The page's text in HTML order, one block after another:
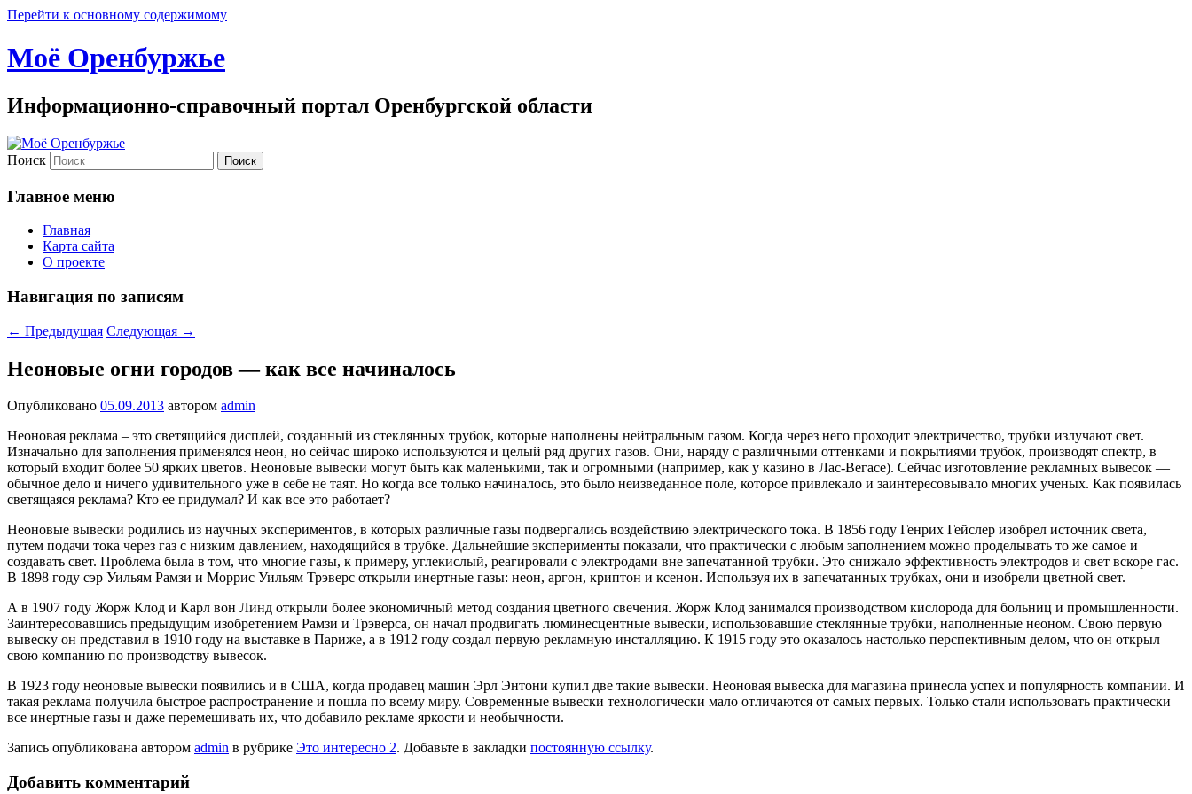
Перейти к основному содержимому
Моё Оренбуржье
Информационно-справочный портал Оренбургской области
Поиск
Главное меню
Главная
Карта сайта
О проекте
Навигация по записям
← Предыдущая Следующая →
Неоновые огни городов — как все начиналось
Опубликовано 05.09.2013 автором admin
Неоновая реклама – это светящийся дисплей, созданный из стеклянных трубок, которые наполнены нейтральным газом. Когда через него проходит электричество, трубки излучают свет.
Изначально для заполнения применялся неон, но сейчас широко используются и целый ряд других газов. Они, наряду с различными оттенками и покрытиями трубок, производят спектр, в
который входит более 50 ярких цветов. Неоновые вывески могут быть как маленькими, так и огромными (например, как у казино в Лас-Вегасе). Сейчас изготовление рекламных вывесок —
обычное дело и ничего удивительного уже в себе не таят. Но когда все только начиналось, это было неизведанное поле, которое привлекало и заинтересовывало многих ученых. Как появилась
светящаяся реклама? Кто ее придумал? И как все это работает?
Неоновые вывески родились из научных экспериментов, в которых различные газы подвергались воздействию электрического тока. В 1856 году Генрих Гейслер изобрел источник света,
путем подачи тока через газ с низким давлением, находящийся в трубке. Дальнейшие эксперименты показали, что практически с любым заполнением можно проделывать то же самое и
создавать свет. Проблема была в том, что многие газы, к примеру, углекислый, реагировали с электродами вне запечатанной трубки. Это снижало эффективность электродов и свет вскоре гас.
В 1898 году сэр Уильям Рамзи и Моррис Уильям Трэверс открыли инертные газы: неон, аргон, криптон и ксенон. Используя их в запечатанных трубках, они и изобрели цветной свет.
А в 1907 году Жорж Клод и Карл вон Линд открыли более экономичный метод создания цветного свечения. Жорж Клод занимался производством кислорода для больниц и промышленности.
Заинтересовавшись предыдущим изобретением Рамзи и Трэверса, он начал продвигать люминесцентные вывески, использовавшие стеклянные трубки, наполненные неоном. Свою первую
вывеску он представил в 1910 году на выставке в Париже, а в 1912 году создал первую рекламную инсталляцию. К 1915 году это оказалось настолько перспективным делом, что он открыл
свою компанию по производству вывесок.
В 1923 году неоновые вывески появились и в США, когда продавец машин Эрл Энтони купил две такие вывески. Неоновая вывеска для магазина принесла успех и популярность компании. И
такая реклама получила быстрое распространение и пошла по всему миру. Современные вывески технологически мало отличаются от самых первых. Только стали использовать практически
все инертные газы и даже перемешивать их, что добавило рекламе яркости и необычности.
Запись опубликована автором admin в рубрике Это интересно 2. Добавьте в закладки постоянную ссылку.
Добавить комментарий